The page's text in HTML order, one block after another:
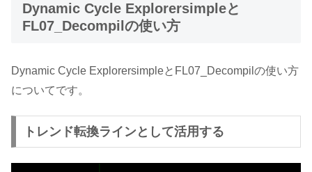
Dynamic Cycle Explorersimpleと
FL07_Decompilの使い方
Dynamic Cycle ExplorersimpleとFL07_Decompilの使い方
についてです。
トレンド転換ラインとして活用する